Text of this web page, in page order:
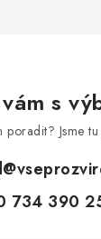
s
poradit? Jsme
@
734 390